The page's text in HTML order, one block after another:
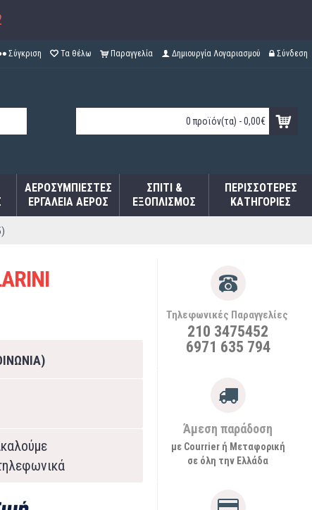
Σύγκριση Τα θέλω Παραγγελία Δημιουργία Λογαριασμού Σύνδεση
0 προϊόν(τα) - 0,00€
ΑΕΡΟΣΥΜΠΙΕΣΤΈΣ
ΕΡΓΑΛΕΊΑ ΑΈΡΟΣ
ΣΠΊΤΙ &
ΕΞΟΠΛΙΣΜΌΣ
ΠΕΡΙΣΣΌΤΕΡΕΣ
ΚΑΤΗΓΟΡΊΕΣ
Τηλεφωνικές Παραγγελίες
210 3475452
6971 635 794
Άμεση παράδοση
με Courrier ή Μεταφορική
σε όλη την Ελλάδα